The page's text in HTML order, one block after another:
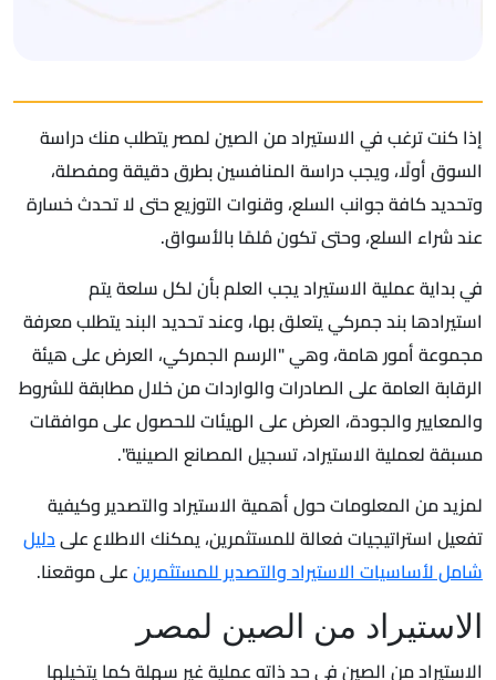
إذا كنت ترغب في الاستيراد من الصين لمصر يتطلب منك دراسة
السوق أولًا، ويجب دراسة المنافسين بطرق دقيقة ومفصلة،
وتحديد كافة جوانب السلع، وقنوات التوزيع حتى لا تحدث خسارة
عند شراء السلع، وحتى تكون مُلمًا بالأسواق.
في بداية عملية الاستيراد يجب العلم بأن لكل سلعة يتم
استيرادها بند جمركي يتعلق بها، وعند تحديد البند يتطلب معرفة
مجموعة أمور هامة، وهي "الرسم الجمركي، العرض على هيئة
الرقابة العامة على الصادرات والواردات من خلال مطابقة للشروط
والمعايير والجودة، العرض على الهيئات للحصول على موافقات
مسبقة لعملية الاستيراد، تسجيل المصانع الصينية".
لمزيد من المعلومات حول أهمية الاستيراد والتصدير وكيفية
تفعيل استراتيجيات فعالة للمستثمرين، يمكنك الاطلاع علىدليل
شامل لأساسيات الاستيراد والتصدير للمستثمرينعلى موقعنا.
الاستيراد من الصين لمصر
الاستيراد من الصين في حد ذاته عملية غير سهلة كما يتخيلها